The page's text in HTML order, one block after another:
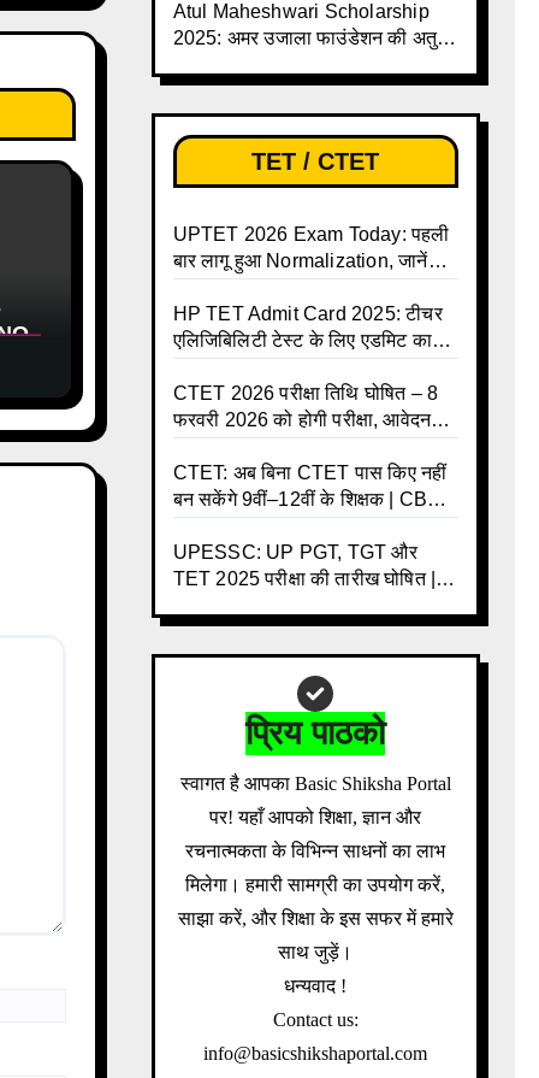
Atul Maheshwari Scholarship
2025: अमर उजाला फाउंडेशन की अतुल
ऑनलाइन आवेदन प्रक्रिया शुरू
TET / CTET
UPTET 2026 Exam Today: पहली
बार लागू हुआ Normalization, जानें
क्या होगा फायदा
HP TET Admit Card 2025: टीचर
एलिजिबिलिटी टेस्ट के लिए एडमिट कार्ड
CTET 2026 परीक्षा तिथि घोषित – 8
फरवरी 2026 को होगी परीक्षा, आवेदन
CTET: अब बिना CTET पास किए नहीं
बन सकेंगे 9वीं–12वीं के शिक्षक | CBSE
UPESSC: UP PGT, TGT और
TET 2025 परीक्षा की तारीख घोषित | 3
Download Admit Card Details
Inside
प्रिय पाठको
स्वागत है आपका Basic Shiksha Portal
पर! यहाँ आपको शिक्षा, ज्ञान और
रचनात्मकता के विभिन्न साधनों का लाभ
मिलेगा। हमारी सामग्री का उपयोग करें,
साझा करें, और शिक्षा के इस सफर में हमारे
साथ जुड़ें।
धन्यवाद !
Contact us:
info@basicshikshaportal.com